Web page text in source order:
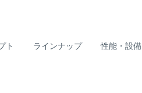
ト ラインナップ 性能・設備